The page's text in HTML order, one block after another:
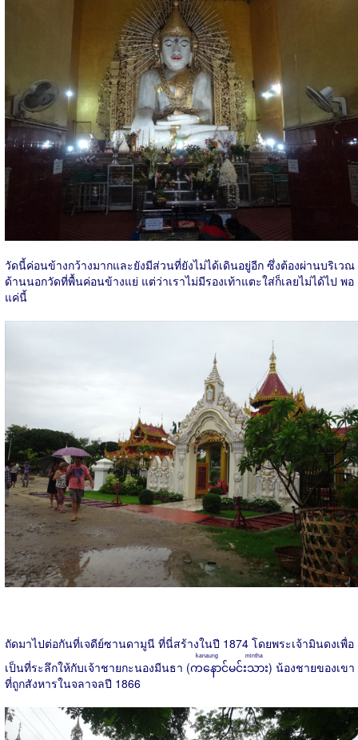
วัดนี้ค่อนข้างกว้างมากและยังมีส่วนที่ยังไม่ได้เดินอยู่อีก ซึ่งต้องผ่านบริเวณ
ด้านนอกวัดที่พื้นค่อนข้างแย่ แต่ว่าเราไม่มีรองเท้าแตะใส่ก็เลยไม่ได้ไป พอ
แค่นี้
ถัดมาไปต่อกันที่เจดีย์ซานดามูนี ที่นี่สร้างในปี 1874 โดยพระเจ้ามินดงเพื่อ
เป็นที่ระลึกให้กับเจ้าชายกะนองมีนธา (ကနောင်မင်းသား
kanaung mintha
) น้องชายของเขา
ที่ถูกสังหารในจลาจลปี 1866